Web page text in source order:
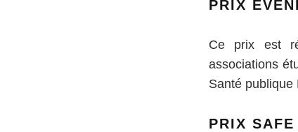
PRIX
Ce prix est
associations
Santé publique
PRIX